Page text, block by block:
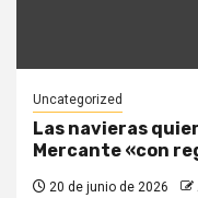
Uncategorized
Las navieras
Mercante «con
20 de junio de 2026